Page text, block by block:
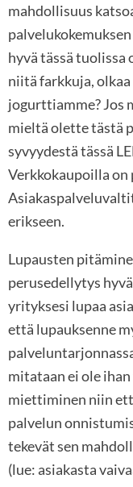
mahdollisuus
hyvä tässä tuolissa
niitä farkkuja,
jogurttiamme? Jos
mieltä olette tästä
syvyydestä tässä
Verkkokaupoilla
erikseen.
Lupausten
perusedellytys
yrityksesi lupaa
että lupauksenne
mitataan ei ole
miettiminen niin
palvelun
tekevät sen
(lue: asiakasta